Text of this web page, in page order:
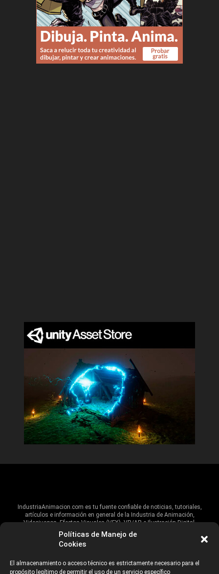
Políticas de Manejo de
Cookies
El almacenamiento o acceso técnico es estrictamente necesario para el
propósito legítimo de permitir el uso de un servicio específico
IndustriaAnimacion.com es tu fuente confiable de noticias, tutoriales,
artículos e información en general de la Industria de Animación,
Videojuegos, Efectos Visuales (VFX), VR/AR e Ilustración Digital.
Hablamos de estas industrias y su alcance global, pero damos un énfasis
especial al talento, estudios, escuelas, eventos y organizaciones que